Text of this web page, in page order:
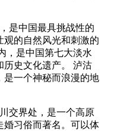
是中国最具挑战性的
观的自然风光和刺激的
，是中国第七大淡水
历史文化遗产。 泸沽
是一个神秘而浪漫的地
交界处，是一个高原
婚习俗而著名。可以体